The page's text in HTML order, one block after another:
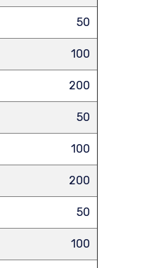
50
100
200
50
100
200
50
100